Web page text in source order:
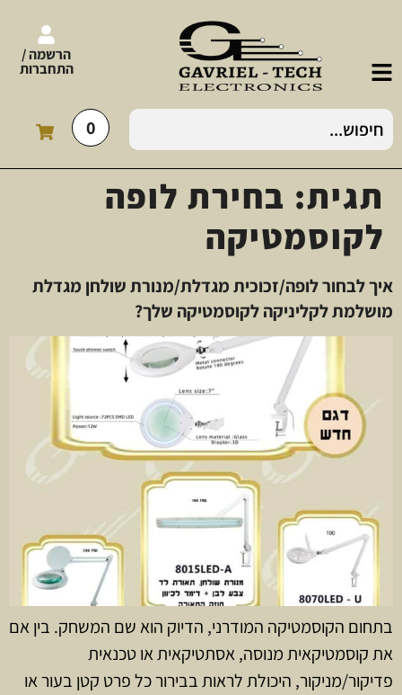
הרשמה /
התחברות
0
תגית: בחירת לופה
לקוסמטיקה
איך לבחור לופה/זכוכית מגדלת/מנורת שולחן מגדלת
מושלמת לקליניקה לקוסמטיקה שלך?
בתחום הקוסמטיקה המודרני, הדיוק הוא שם המשחק. בין אם
את קוסמטיקאית מנוסה, אסתטיקאית או טכנאית
פדיקור/מניקור, היכולת לראות בבירור כל פרט קטן בעור או